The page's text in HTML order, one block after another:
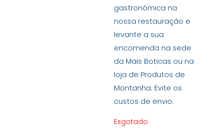
gastronómica na
nossa restauração e
levante a sua
encomenda na sede
da Mais Boticas ou na
loja de Produtos de
Montanha. Evite os
custos de envio.
Esgotado